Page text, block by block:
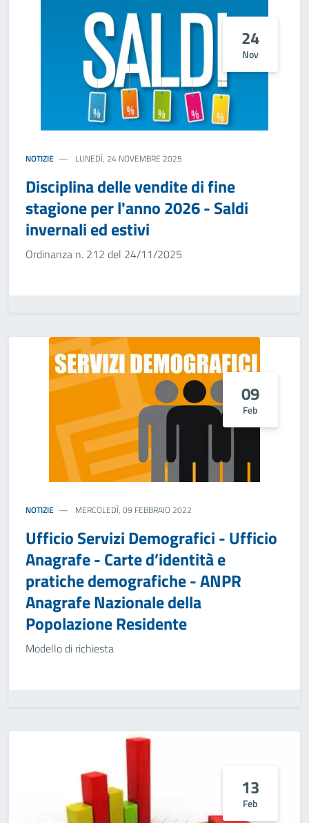
24
Nov
NOTIZIE LUNEDÌ, 24 NOVEMBRE 2025
Disciplina delle vendite di fine
stagione per l'anno 2026 - Saldi
invernali ed estivi
Ordinanza n. 212 del 24/11/2025
09
Feb
NOTIZIE MERCOLEDÌ, 09 FEBBRAIO 2022
Ufficio Servizi Demografici - Ufficio
Anagrafe - Carte d’identità e
pratiche demografiche - ANPR
Anagrafe Nazionale della
Popolazione Residente
Modello di richiesta
13
Feb